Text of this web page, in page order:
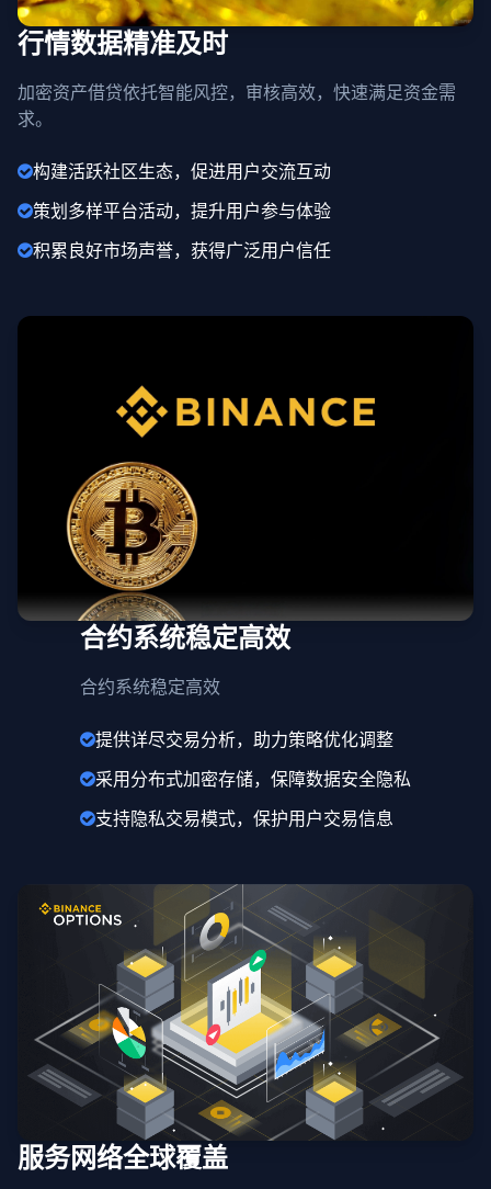
行情数据精准及时
加密资产借贷依托智能风控，审核高效，快速满足资金需
求。
构建活跃社区生态，促进用户交流互动
策划多样平台活动，提升用户参与体验
积累良好市场声誉，获得广泛用户信任
合约系统稳定高效
合约系统稳定高效
提供详尽交易分析，助力策略优化调整
采用分布式加密存储，保障数据安全隐私
支持隐私交易模式，保护用户交易信息
服务网络全球覆盖